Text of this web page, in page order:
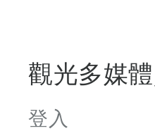
觀光多媒
登入